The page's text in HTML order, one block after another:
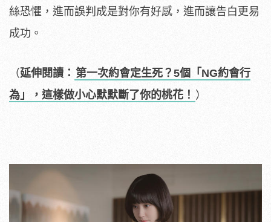
絲恐懼，進而誤判成是對你有好感，進而讓告白更易
成功。
（延伸閱讀： 第一次約會定生死？5個「NG約會行
為」，這樣做小心默默斷了你的桃花！ ）